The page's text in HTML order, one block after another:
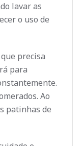
lavar as
o uso de
precisa
para
Ao
patinhas de